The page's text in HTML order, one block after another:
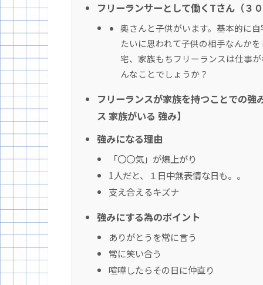
フリーランサーとして働くTさん（３
奥さんと子供がいます。基本的に
たいに思われて子供の相手なんか
宅、家族もちフリーランスは仕事
んなことでしょうか？
フリーランスが家族を持つことでの
ス 家族がいる 強み】
強みになる理由
「〇〇気」が爆上がり
1人だと、１日中無表情な日も。。
支え合えるキズナ
強みにする為のポイント
ありがとうを常に言う
常に笑い合う
喧嘩したらその日に仲直り